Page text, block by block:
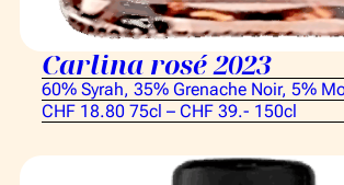
Carlina rosé 2023
60% Syrah, 35% Grenache Noir, 5%
CHF 18.80 75cl – CHF 39.- 150cl